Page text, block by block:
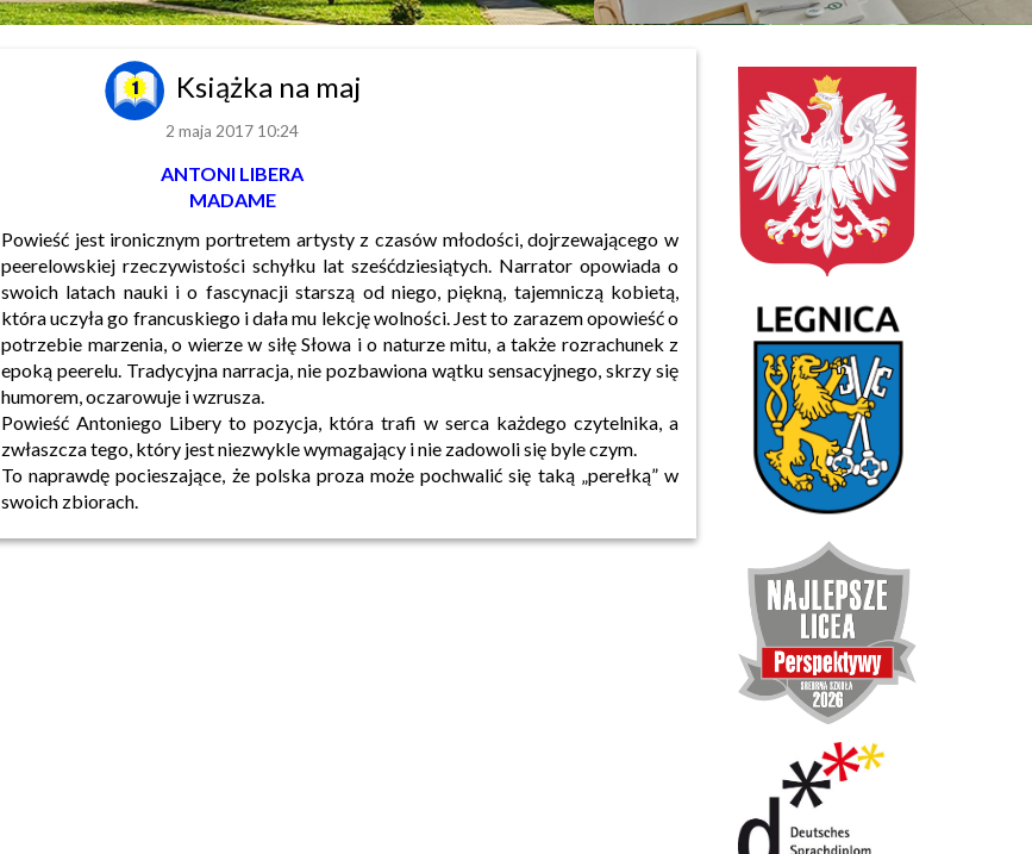
Książka na maj
2 maja 2017 10:24
ANTONI LIBERA
MADAME
Powieść jest ironicznym portretem artysty z czasów młodości, dojrzewającego w
peerelowskiej rzeczywistości schyłku lat sześćdziesiątych. Narrator opowiada o
swoich latach nauki i o fascynacji starszą od niego, piękną, tajemniczą kobietą,
która uczyła go francuskiego i dała mu lekcję wolności. Jest to zarazem opowieść o
potrzebie marzenia, o wierze w siłę Słowa i o naturze mitu, a także rozrachunek z
epoką peerelu. Tradycyjna narracja, nie pozbawiona wątku sensacyjnego, skrzy się
humorem, oczarowuje i wzrusza.
Powieść Antoniego Libery to pozycja, która trafi w serca każdego czytelnika, a
zwłaszcza tego, który jest niezwykle wymagający i nie zadowoli się byle czym.
To naprawdę pocieszające, że polska proza może pochwalić się taką „perełką” w
swoich zbiorach.